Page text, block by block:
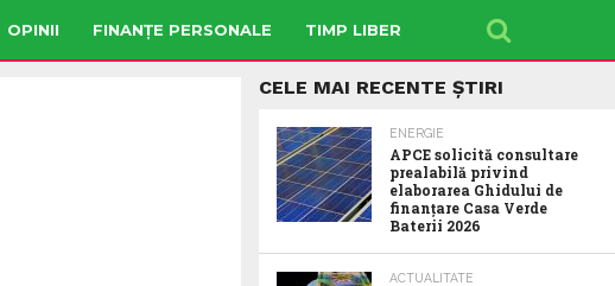
OPINII FINANȚE PERSONALE TIMP LIBER
CELE MAI RECENTE ȘTIRI
ENERGIE
APCE solicită consultare
prealabilă privind
elaborarea Ghidului de
finanțare Casa Verde
Baterii 2026
ACTUALITATE